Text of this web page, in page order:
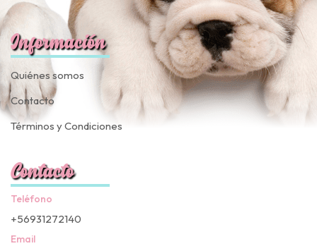
Información
Quiénes somos
Contacto
Términos y Condiciones
Contacto
Teléfono
+56931272140
Email